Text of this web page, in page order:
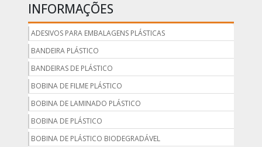
INFORMAÇÕES
ADESIVOS PARA EMBALAGENS PLÁSTICAS
BANDEIRA PLÁSTICO
BANDEIRAS DE PLÁSTICO
BOBINA DE FILME PLÁSTICO
BOBINA DE LAMINADO PLÁSTICO
BOBINA DE PLÁSTICO
BOBINA DE PLÁSTICO BIODEGRADÁVEL